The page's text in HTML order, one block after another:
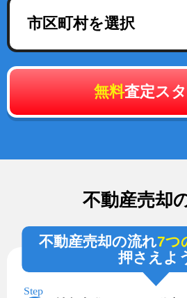
市区町村を選択
無料査定ス
不動産売却
不動産売却の流れ7つ
押さえよ